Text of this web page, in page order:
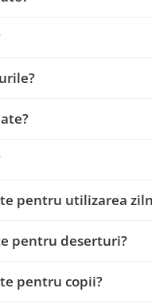
pentru utilizarea
pentru deserturi?
pentru copii?